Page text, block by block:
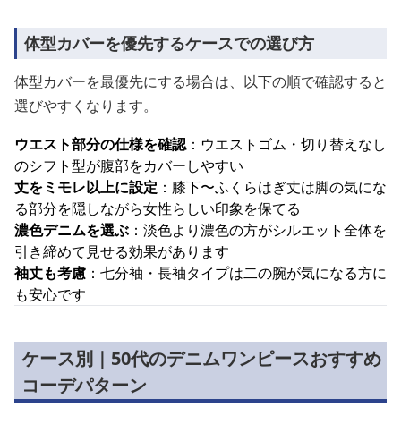
体型カバーを優先するケースでの選び方
体型カバーを最優先にする場合は、以下の順で確認すると
選びやすくなります。
ウエスト部分の仕様を確認：ウエストゴム・切り替えなし
のシフト型が腹部をカバーしやすい
丈をミモレ以上に設定 ：膝下〜ふくらはぎ丈は脚の気にな
る部分を隠しながら女性らしい印象を保てる
濃色デニムを選ぶ ：淡色より濃色の方がシルエット全体を
引き締めて見せる効果があります
袖丈も考慮 ：七分袖・長袖タイプは二の腕が気になる方に
も安心です
ケース別｜50代のデニムワンピースおすすめ
コーデパターン